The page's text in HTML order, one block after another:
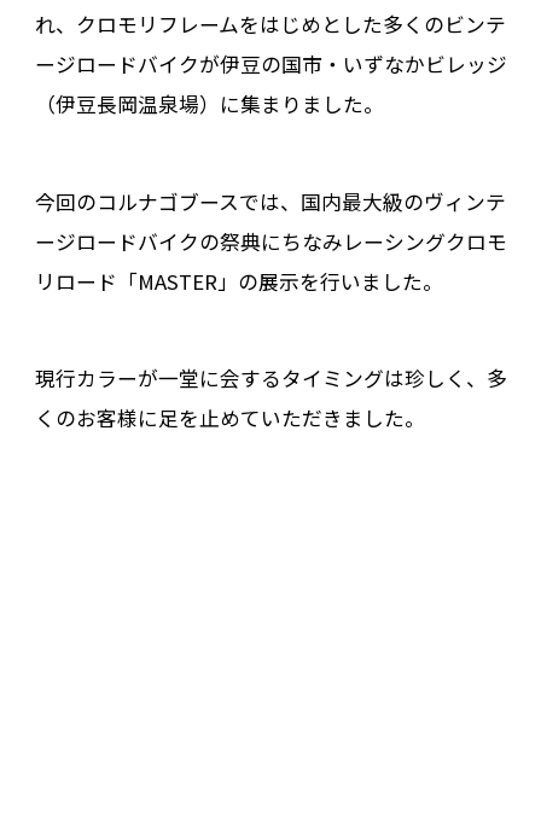
れ、クロモリフレームをはじめとした多くのビンテ
ージロードバイクが伊豆の国市・いずなかビレッジ
（伊豆長岡温泉場）に集まりました。
今回のコルナゴブースでは、国内最大級のヴィンテ
ージロードバイクの祭典にちなみレーシングクロモ
リロード「MASTER」の展示を行いました。
現行カラーが一堂に会するタイミングは珍しく、多
くのお客様に足を止めていただきました。